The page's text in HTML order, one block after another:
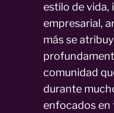
estilo de vida,
empresarial,
más se
comunidad
durante
enfocados en